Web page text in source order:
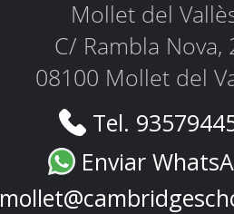
Mollet del
C/ Rambla Nova,
08100 Mollet del
Tel.
Enviar